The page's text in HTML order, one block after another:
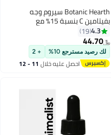
Botanic Hearth سيروم وجه
بفيتامين C بنسبة 15% مع
النياسيناميد، حمض الهيالورونيك،
الألانطوين، سيكا، حمض الفيروليك
وفيتامين E | يستهدف البقع الداكنة،
أضرار الشمس، التجاعيد لتفتيح
وتوحيد لون البشرة
4.3
19
﷼‏44.70
لك رصيد مسترجع 10% + 2
احصل عليه خلال 11 - 12